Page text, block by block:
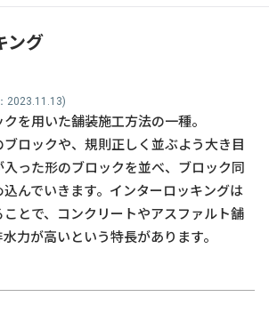
ング
2023.11.13)
を用いた舗装施工方法の一種。
ロックや、規則正しく並ぶよう大き目
った形のブロックを並べ、ブロック同
んでいきます。インターロッキングは
とで、コンクリートやアスファルト舗
力が高いという特長があります。